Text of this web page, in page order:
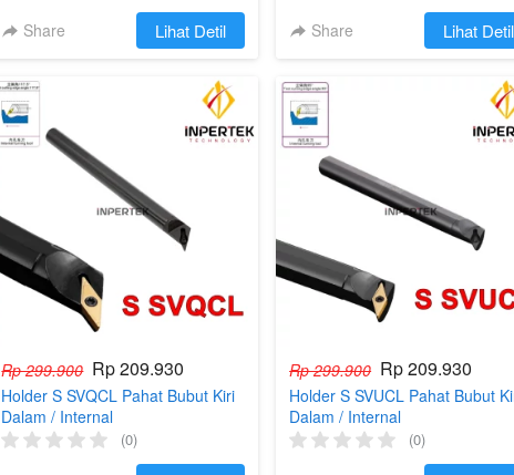
Share `
Lihat Detil Share `Lihat Detil
Rp 299.900 Rp 209.930
Holder S SVQCL Pahat Bubut Kiri
Dalam / Internal
(0)
Rp 299.900 Rp 209.930
Holder S SVUCL Pahat Bubut
Dalam / Internal
(0)